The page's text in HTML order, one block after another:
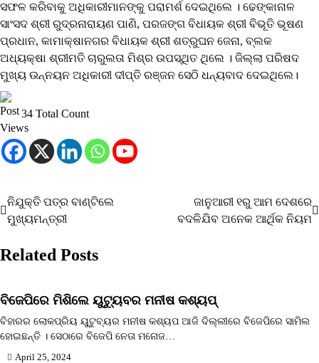
ସଫଳ କରିବାକୁ ଅଧିକାରୀମାନଙ୍କୁ ପରାମର୍ଶ ଦେଇଥିଲେ । ଢେଙ୍କାନାଳ
ସାଂସଦ ଶ୍ରୀ ରୁଦ୍ରନାରାୟଣ ପାଣି, ପରଜଙ୍ଗ ବିଧାୟକ ଶ୍ରୀ ବିଭୂତି ଭୂଷଣ
ପ୍ରଧାନ, କାମାକ୍ଷାନଗର ବିଧାୟକ ଶ୍ରୀ ଶତ୍ରୁଘନ ଜେନା, ବ୍ଲକ
ଅଧ୍ୟକ୍ଷା ଶ୍ରୀମତି ଚାରୁଲତା ମିଶ୍ର ଉପସ୍ଥିତ ଥିଲେ । ଜିଲ୍ଲା ପରିଷଦ
ମୁଖ୍ୟ ଉନ୍ନୟନ ଅଧିକାରୀ ଦୀପ୍ତି ରଞ୍ଜନ ସେଠି ଧନ୍ୟବାଦ ଦେଇଥିଲେ।
34 Total Count
Post
navigation
ନିଯୁକ୍ତି ପତ୍ର ବାଣ୍ଟିଲେ
ମୁଖ୍ୟମନ୍ତ୍ରୀ
ଜାନୁଆରୀ ୧ରୁ ଆମ ଦେଶରେ
ବଦଳିଯିବ ଅନେକ ଆର୍ଥିକ ନିୟମ
Related Posts
ବିଜେପିରେ ମିଶିଲେ ୟୁଟ୍ୟୁବର ମନୀଷ କଶ୍ୟପ୍
ବିହାରର ଲୋକପ୍ରିୟ ୟୁଟୁବ୍ୟର ମନୀଷ କଶ୍ୟପ ଆଜି ଦିଲ୍ଲୀରେ ବିଜେପିରେ ସାମିଲ
ହୋଇଛନ୍ତି । ସେଠାରେ ବିଜେପି ନେତା ମନୋଜ…
April 25, 2024